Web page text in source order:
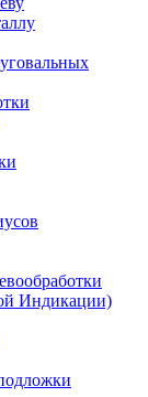
Индикации)